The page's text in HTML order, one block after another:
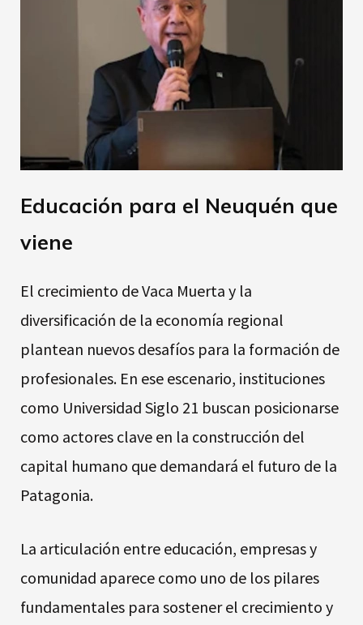
Educación para el Neuquén que
viene
El crecimiento de Vaca Muerta y la
diversificación de la economía regional
plantean nuevos desafíos para la formación de
profesionales. En ese escenario, instituciones
como Universidad Siglo 21 buscan posicionarse
como actores clave en la construcción del
capital humano que demandará el futuro de la
Patagonia.
La articulación entre educación, empresas y
comunidad aparece como uno de los pilares
fundamentales para sostener el crecimiento y